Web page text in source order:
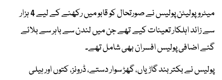
میٹروپولیٹن پولیس نے صورتحال کو قابو میں رکھنے کے لیے 4 ہزار
سے زائد اہلکار تعینات کیے تھے جن میں لندن سے باہر سے بلائے
گئے اضافی پولیس افسران بھی شامل تھے۔
پولیس نے بکتر بند گاڑیاں، گھڑ سوار دستے، ڈرونز، کتوں اور ہیلی